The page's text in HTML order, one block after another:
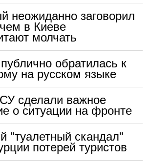
неожиданно заговорил
в Киеве
молчать
обратилась к
на русском языке
сделали важное
о ситуации на фронте
"туалетный скандал"
потерей туристов